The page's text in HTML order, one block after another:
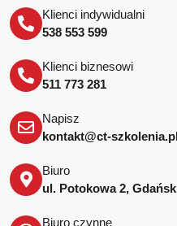
Klienci indywidualni
538 553 599
Klienci biznesowi
511 773 281
Napisz
kontakt@ct-szkolenia.pl
Biuro
ul. Potokowa 2, Gdańsk
Biuro czynne